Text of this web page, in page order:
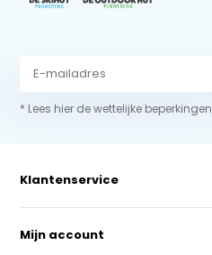
* Lees hier de wettelijke beperkingen
Klantenservice
Mijn account